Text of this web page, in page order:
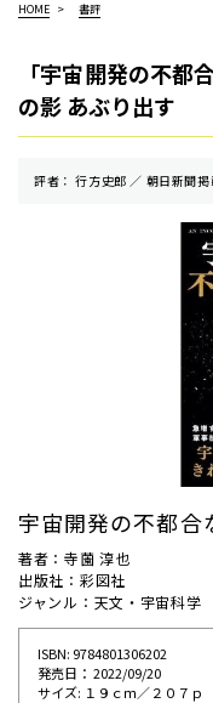
HOME 書評
「宇宙開発の不都
の影 あぶり出す
評者： 行方史郎 ／ 朝⽇新聞
宇宙開発の不都合
著者：寺薗 淳也
出版社：彩図社
ジャンル：天文・宇宙科学
ISBN: 9784801306202
発売⽇： 2022/09/20
サイズ: １９ｃｍ／２０７ｐ